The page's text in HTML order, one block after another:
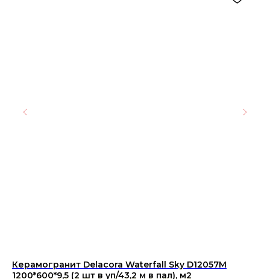
Керамогранит Delacora Waterfall Sky D12057M
1200*600*9,5 (2 шт в уп/43,2 м в пал), м2